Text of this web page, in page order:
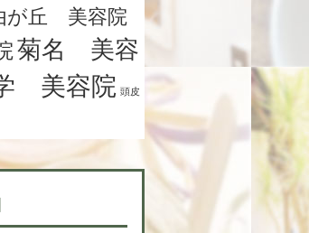
が丘 美容院
菊名 美容
美容院 頭皮